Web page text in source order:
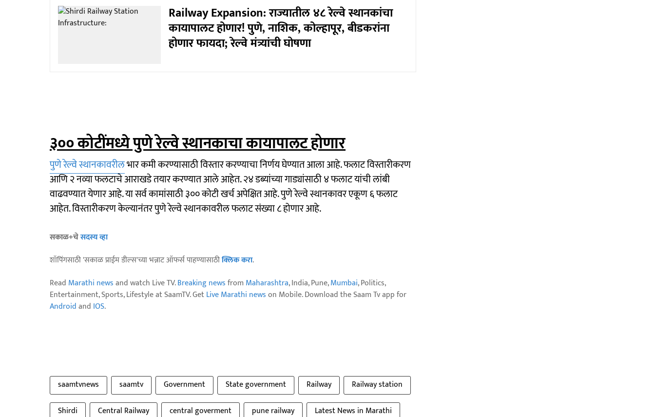
Railway Expansion: राज्यातील ४८ रेल्वे स्थानकांचा
कायापालट होणार! पुणे, नाशिक, कोल्हापूर, बीडकरांना
होणार फायदा; रेल्वे मंत्र्यांची घोषणा
३०० कोटींमध्ये पुणे रेल्वे स्थानकाचा कायापालट होणार
पुणे रेल्वे स्थानकावरीलभार कमी करण्यासाठी विस्तार करण्याचा निर्णय घेण्यात आला आहे. फलाट विस्तारीकरण
आणि २ नव्या फलटाचे आराखडे तयार करण्यात आले आहेत. २४ डब्यांच्या गाड्यांसाठी ४ फलाट यांची लांबी
वाढवण्यात येणार आहे. या सर्व कामांसाठी ३०० कोटी खर्च अपेक्षित आहे. पुणे रेल्वे स्थानकावर एकूण ६ फलाट
आहेत. विस्तारीकरण केल्यानंतर पुणे रेल्वे स्थानकावरील फलाट संख्या ८ होणार आहे.
सकाळ+चेसदस्य व्हा
शॉपिंगसाठी 'सकाळ प्राईम डील्स'च्या भन्नाट ऑफर्स पाहण्यासाठीक्लिक करा.
Read Marathi newsand watch Live TV.Breaking newsfrom Maharashtra, India, Pune,Mumbai, Politics,
Entertainment, Sports, Lifestyle at SaamTV. GetLive Marathi newson Mobile. Download the Saam Tv app for
Androidand IOS.
saamtvnews saamtv Government State government Railway
Railway station
Shirdi
Central Railway central goverment pune railway Latest News in Marathi